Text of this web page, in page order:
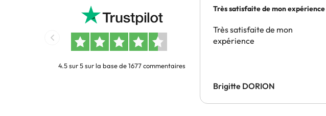
4.5 sur 5 sur la base de 1677 commentaires
Très satisfaite de mon expérience
Très satisfaite de mon
expérience
Brigitte DORION